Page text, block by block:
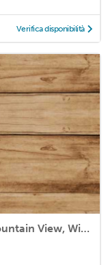
Verifica disponibilità
Apartment “Treyer 4 Typ B” with Mountain View, Wi-Fi, Balcony & Garden